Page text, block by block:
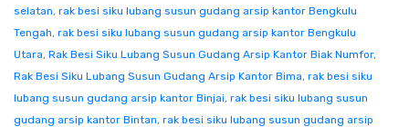
selatan, rak besi siku lubang susun gudang arsip kantor Bengkulu
Tengah, rak besi siku lubang susun gudang arsip kantor Bengkulu
Utara, Rak Besi Siku Lubang Susun Gudang Arsip Kantor Biak Numfor,
Rak Besi Siku Lubang Susun Gudang Arsip Kantor Bima, rak besi siku
lubang susun gudang arsip kantor Binjai, rak besi siku lubang susun
gudang arsip kantor Bintan, rak besi siku lubang susun gudang arsip